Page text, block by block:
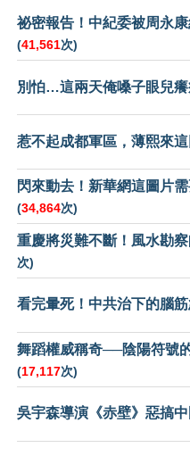
祕密報告！中紀委被周永
(41,561次)
別怕…這兩天俺嗓子眼兒
惹不起成都軍區，薄熙來
閃來動去！新華網這圖片
(34,864次)
重慶將災難不斷！風水勘
次)
看完暈死！中共治下的腦
舞蹈權威稱奇──陰陽符號
(17,117次)
吳宇森導演《赤壁》惡搞